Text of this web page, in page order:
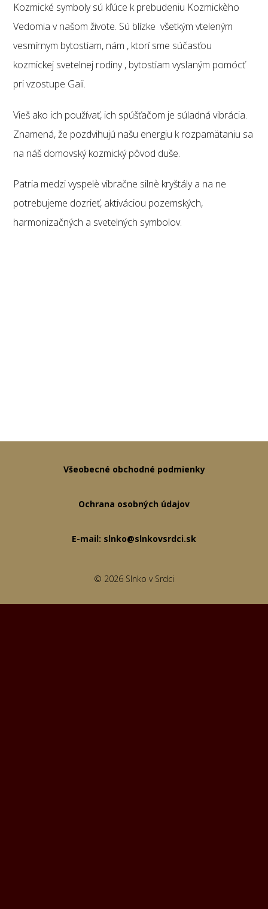
Kozmické symboly sú kľúce k prebudeniu Kozmickèho
Vedomia v našom živote. Sú blízke všetkým vteleným
vesmírnym bytostiam, nám , ktorí sme súčasťou
kozmickej svetelnej rodiny , bytostiam vyslaným pomócť
pri vzostupe Gaii.
Vieš ako ich používať, ich spúšťačom je súladná vibrácia.
Znamená, že pozdvihujú našu energiu k rozpamätaniu sa
na náš domovský kozmický pôvod duše.
Patria medzi vyspelè vibračne silnè kryštály a na ne
potrebujeme dozrieť, aktiváciou pozemských,
harmonizačných a svetelných symbolov.
Všeobecné obchodné podmienky
Ochrana osobných údajov
E-mail: slnko@slnkovsrdci.sk
© 2026 Slnko v Srdci